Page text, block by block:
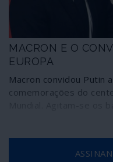
MACRON E O
EUROPA
Macron convidou Putin
comemorações do